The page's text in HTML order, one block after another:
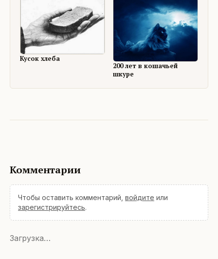
Кусок хлеба
200 лет в кошачьей
шкуре
Комментарии
Чтобы оставить комментарий, войдите или
зарегистрируйтесь.
Загрузка…